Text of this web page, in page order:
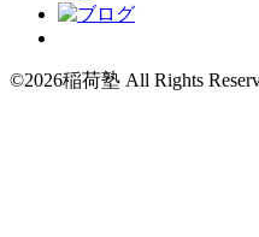
©2026稲荷塾 All Rights